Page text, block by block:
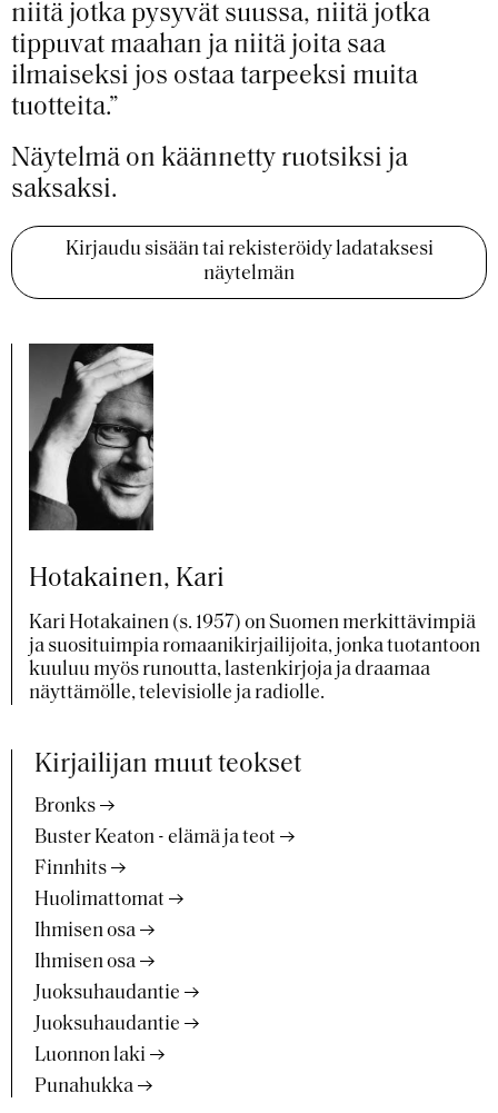
niitä jotka pysyvät suussa, niitä jotka
tippuvat maahan ja niitä joita saa
ilmaiseksi jos ostaa tarpeeksi muita
tuotteita.”
Näytelmä on käännetty ruotsiksi ja
saksaksi.
Kirjaudu sisään tai rekisteröidy ladataksesi
näytelmän
Hotakainen, Kari
Kari Hotakainen (s. 1957) on Suomen merkittävimpiä
ja suosituimpia romaanikirjailijoita, jonka tuotantoon
kuuluu myös runoutta, lastenkirjoja ja draamaa
näyttämölle, televisiolle ja radiolle.
Kirjailijan muut teokset
Bronks
Buster Keaton - elämä ja teot
Finnhits
Huolimattomat
Ihmisen osa
Ihmisen osa
Juoksuhaudantie
Juoksuhaudantie
Luonnon laki
Punahukka